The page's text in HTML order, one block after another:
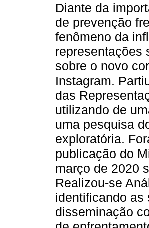
Diante da
de prevenção
fenômeno da
representações
sobre o novo
Instagram.
das
utilizando de
uma pesquisa
exploratória.
publicação do
março de 2020
Realizou-se
identificando as
disseminação